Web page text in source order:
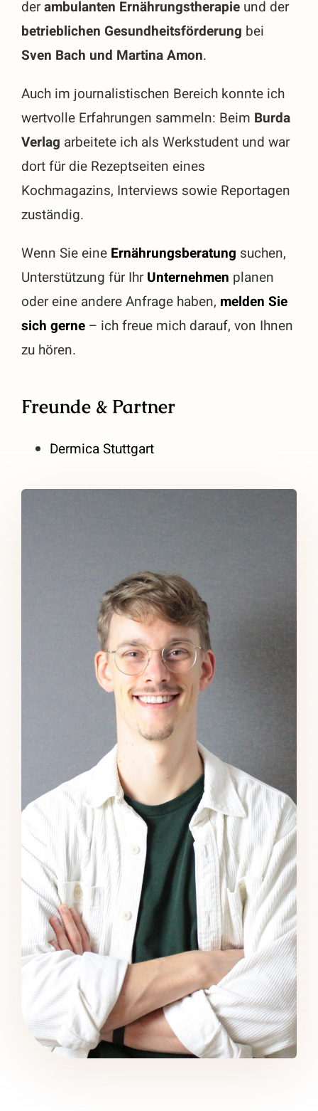
derambulanten Ernährungstherapieund der
betrieblichen Gesundheitsförderung bei
Sven Bach und Martina Amon.
Auch im journalistischen Bereich konnte ich
wertvolle Erfahrungen sammeln: Beim Burda
Verlag arbeitete ich als Werkstudent und war
dort für die Rezeptseiten eines
Kochmagazins, Interviews sowie Reportagen
zuständig.
Wenn Sie eine Ernährungsberatung suchen,
Unterstützung für IhrUnternehmen planen
oder eine andere Anfrage haben, melden Sie
sich gerne– ich freue mich darauf, von Ihnen
zu hören.
Freunde & Partner
Dermica Stuttgart